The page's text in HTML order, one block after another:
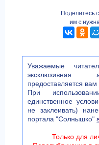
Поделитесь
им с
Уважаемые
эксклюзивная
предоставляется
При
единственное
не заклеивать)
портала "Солнышко"
Только для